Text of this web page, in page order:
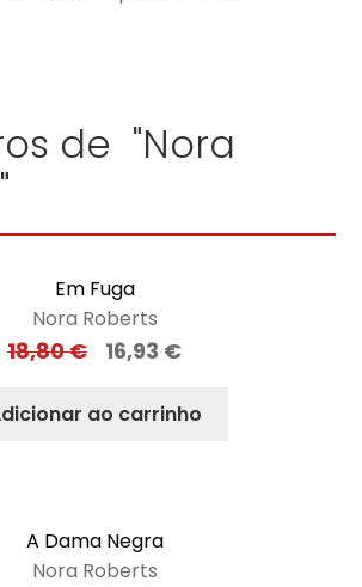
de "Nora
Em Fuga
Nora Roberts
18,80€ 16,93 €
ao carrinho
A Dama Negra
Nora Roberts